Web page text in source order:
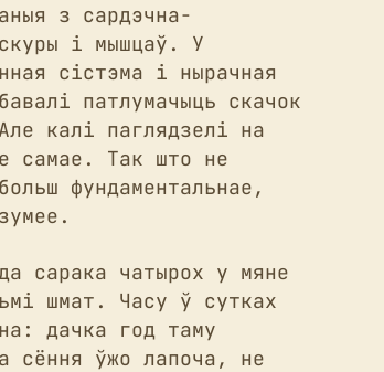
з сардэчна-
і мышцаў. У
сістэма і нырачная
патлумачыць скачок
калі паглядзелі на
самае. Так што не
фундаментальнае,
сарака чатырох у мяне
шмат. Часу ў сутках
дачка год таму
сёння ўжо лапоча, не